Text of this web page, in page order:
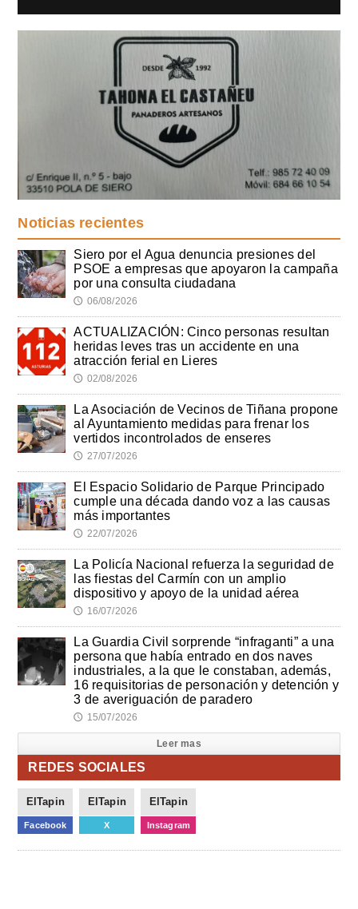
Noticias recientes
Siero por el Agua denuncia presiones del
PSOE a empresas que apoyaron la campaña
por una consulta ciudadana
🕔 06/08/2026
ACTUALIZACIÓN: Cinco personas resultan
heridas leves tras un accidente en una
atracción ferial en Lieres
🕔 02/08/2026
La Asociación de Vecinos de Tiñana propone
al Ayuntamiento medidas para frenar los
vertidos incontrolados de enseres
🕔 27/07/2026
El Espacio Solidario de Parque Principado
cumple una década dando voz a las causas
más importantes
🕔 22/07/2026
La Policía Nacional refuerza la seguridad de
las fiestas del Carmín con un amplio
dispositivo y apoyo de la unidad aérea
🕔 16/07/2026
La Guardia Civil sorprende “infraganti” a una
persona que había entrado en dos naves
industriales, a la que le constaban, además,
16 requisitorias de personación y detención y
3 de averiguación de paradero
🕔 15/07/2026
Leer mas
REDES SOCIALES
ElTapin
Facebook
ElTapin
X
ElTapin
Instagram